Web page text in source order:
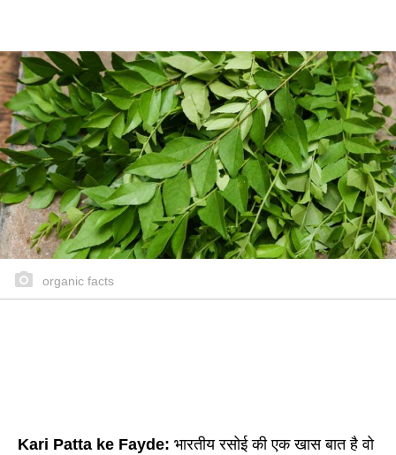
organic facts
Kari Patta ke Fayde: भारतीय रसोई की एक खास बात है वो